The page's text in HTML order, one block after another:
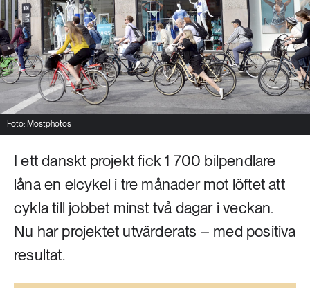
Mat & jordbruk
Skog
Social hållbarhet
Transport
Vatten
252 ARTIKLAR
Landsbygd
939 ARTIKLAR
Livsstil & konsumtion
Mat & jordbruk
262 ARTIKLAR
Skog
360 ARTIKLAR
Foto: Mostphotos
I ett danskt projekt fick 1 700 bilpendlare
låna en elcykel i tre månader mot löftet att
cykla till jobbet minst två dagar i veckan.
Nu har projektet utvärderats – med positiva
resultat.